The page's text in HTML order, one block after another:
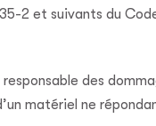
2 et suivants du
des
matériel ne